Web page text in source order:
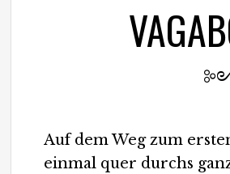
Auf dem Weg zum
einmal quer durchs